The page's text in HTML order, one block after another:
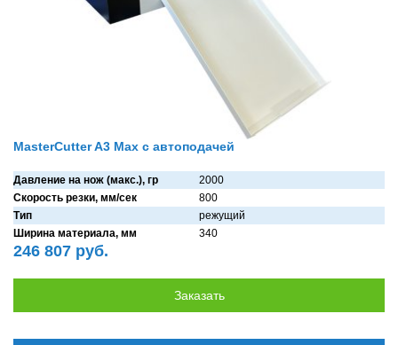
MasterCutter A3 Max с автоподачей
Давление на нож (макс.), гр
2000
Скорость резки, мм/сек
800
Тип
режущий
Ширина материала, мм
340
246 807 руб.